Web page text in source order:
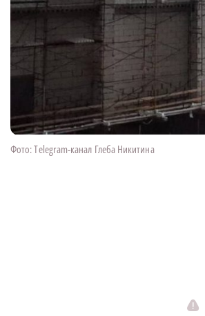
Фото: Telegram-канал Глеба Никитина